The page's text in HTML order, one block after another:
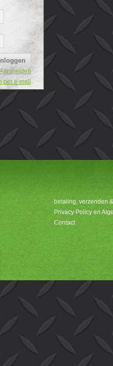
Aanmelden
per e-mail
betaling, verzenden
Privacy Policy en
Contact